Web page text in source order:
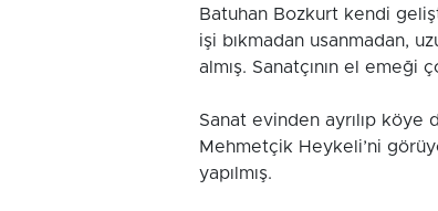
Batuhan Bozkurt kendi
işi bıkmadan usanmadan,
almış. Sanatçının el emeği
Sanat evinden ayrılıp köye
Mehmetçik Heykeli’ni
yapılmış.